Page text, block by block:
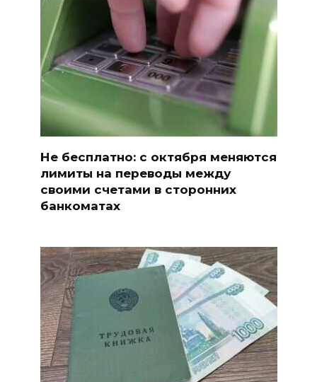
Не бесплатно: с октября меняются
лимиты на переводы между
своими счетами в сторонних
банкоматах